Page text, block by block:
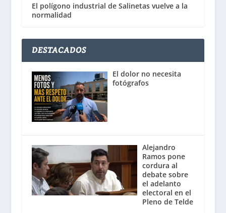
El polígono industrial de Salinetas vuelve a la
normalidad
DESTACADOS
El dolor no necesita
fotógrafos
Alejandro
Ramos pone
cordura al
debate sobre
el adelanto
electoral en el
Pleno de Telde